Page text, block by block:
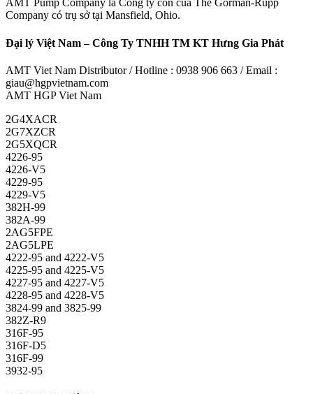
AMT Pump Company là Công ty con của The Gorman-Rupp
Company có trụ sở tại Mansfield, Ohio.
Đại lý Việt Nam – Công Ty TNHH TM KT Hưng Gia Phát
AMT Viet Nam Distributor / Hotline : 0938 906 663 / Email :
giau@hgpvietnam.com
AMT HGP Viet Nam
2G4XACR
2G7XZCR
2G5XQCR
4226-95
4226-V5
4229-95
4229-V5
382H-99
382A-99
2AG5FPE
2AG5LPE
4222-95 and 4222-V5
4225-95 and 4225-V5
4227-95 and 4227-V5
4228-95 and 4228-V5
3824-99 and 3825-99
382Z-R9
316F-95
316F-D5
316F-99
3932-95